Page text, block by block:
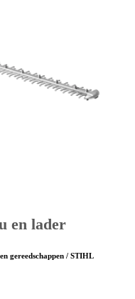
en lader
gereedschappen / STIHL